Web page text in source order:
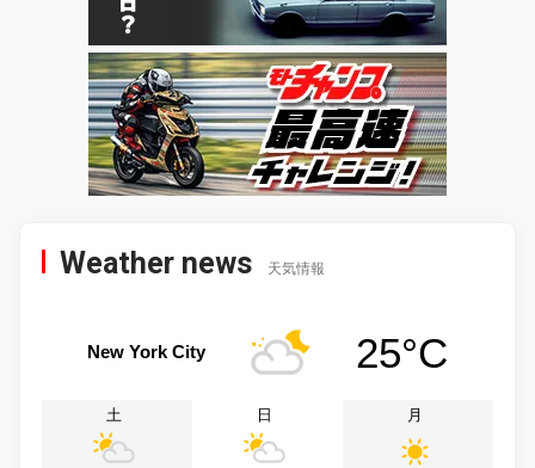
Weather news 天気情報
New York City 25°C
土 日 月